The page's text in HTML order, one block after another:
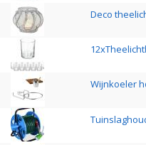
Deco
Wijnkoeler